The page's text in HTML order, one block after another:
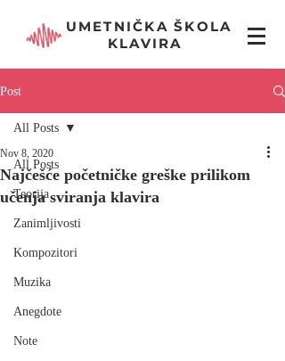
UMETNIČKA ŠKOLA
KLAVIRA
Post
All Posts
Teorija
Zanimljivosti
Kompozitori
Muzika
Anegdote
Note
All Posts
Najčešće početničke greške prilikom
učenja sviranja klavira
Nov 8, 2020